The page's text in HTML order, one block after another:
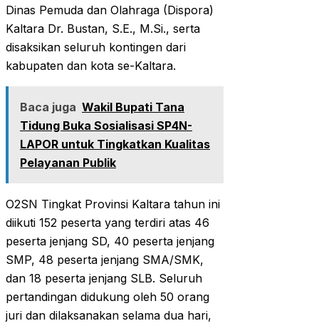
Dinas Pemuda dan Olahraga (Dispora)
Kaltara Dr. Bustan, S.E., M.Si., serta
disaksikan seluruh kontingen dari
kabupaten dan kota se-Kaltara.
Baca juga Wakil Bupati Tana
Tidung Buka Sosialisasi SP4N-
LAPOR untuk Tingkatkan Kualitas
Pelayanan Publik
O2SN Tingkat Provinsi Kaltara tahun ini
diikuti 152 peserta yang terdiri atas 46
peserta jenjang SD, 40 peserta jenjang
SMP, 48 peserta jenjang SMA/SMK,
dan 18 peserta jenjang SLB. Seluruh
pertandingan didukung oleh 50 orang
juri dan dilaksanakan selama dua hari,